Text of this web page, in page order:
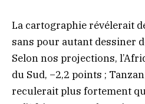
La cartographie révélerait
sans pour autant dessiner
Selon nos projections,
du Sud, −2,2 points ;
reculerait plus fortement